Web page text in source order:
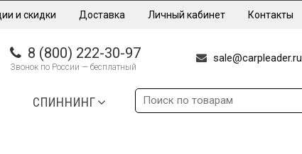
и скидки Доставка Личный кабинет Контакты
8 (800) 222-30-97
Звонок по России — бесплатный
sale@carpleader.ru
СПИННИНГ